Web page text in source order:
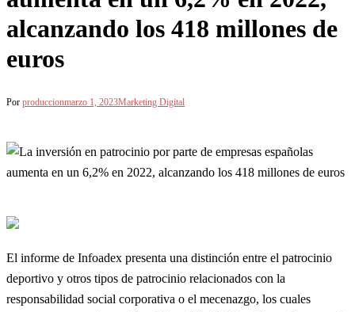
alcanzando los 418 millones de
euros
Por produccionmarzo 1, 2023Marketing Digital
El informe de Infoadex presenta una distinción entre el patrocinio
deportivo y otros tipos de patrocinio relacionados con la
responsabilidad social corporativa o el mecenazgo, los cuales